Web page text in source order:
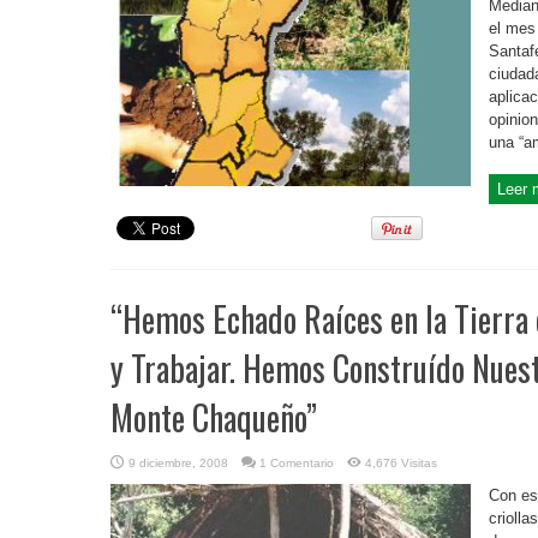
el
una
Leer
“Hemos Echado Raíces en la
y Trabajar. Hemos Construído
Monte Chaqueño”
9 diciembre, 2008 1 Comentario 4,676 Visitas
Con